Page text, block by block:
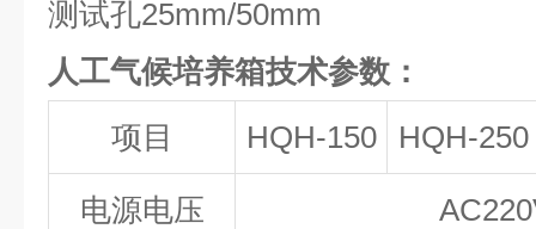
测试孔25mm/50mm
人工气候培养箱技术参数：
项目
HQH-150 HQH-250
电源电压